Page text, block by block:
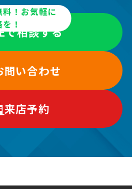
料！お気軽に
！
で相談する
問い合わせ
来店予約